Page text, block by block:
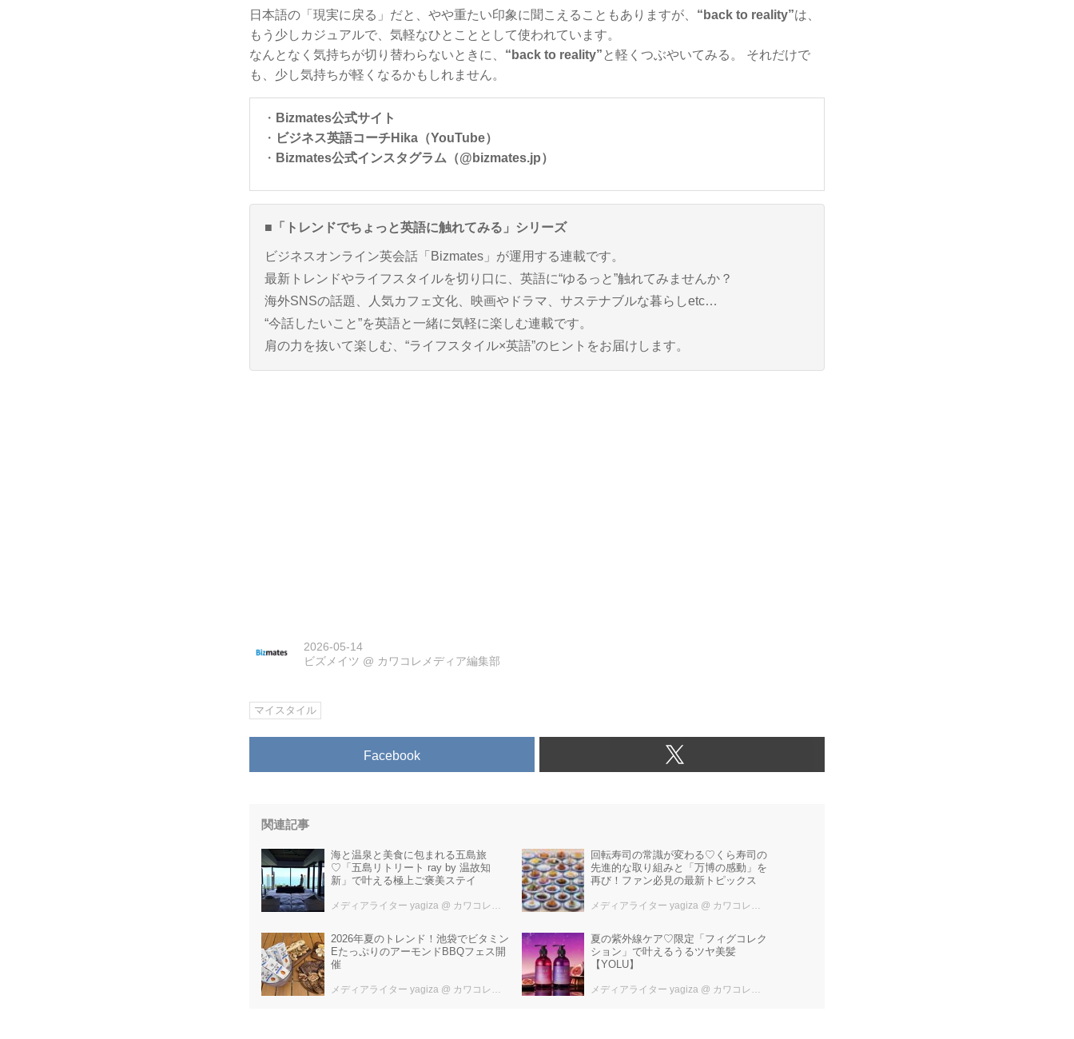
日本語の「現実に戻る」だと、やや重たい印象に聞こえることもありますが、 “back to reality”は、
もう少しカジュアルで、気軽なひとこととして使われています。
なんとなく気持ちが切り替わらないときに、 “back to reality” と軽くつぶやいてみる。 それだけで
も、少し気持ちが軽くなるかもしれません。
・ Bizmates公式サイト
・ ビジネス英語コーチHika（YouTube）
・ Bizmates公式インスタグラム（@bizmates.jp）
■「トレンドでちょっと英語に触れてみる」シリーズ
ビジネスオンライン英会話「Bizmates」が運用する連載です。
最新トレンドやライフスタイルを切り口に、英語に“ゆるっと”触れてみませんか？
海外SNSの話題、人気カフェ文化、映画やドラマ、サステナブルな暮らしetc…
“今話したいこと”を英語と一緒に気軽に楽しむ連載です。
肩の力を抜いて楽しむ、“ライフスタイル×英語”のヒントをお届けします。
2026-05-14
ビズメイツ @ カワコレメディア編集部
マイスタイル
Facebook
関連記事
海と温泉と美食に包まれる五島旅
♡「五島リトリート ray by 温故知
新」で叶える極上ご褒美ステイ
メディアライター yagiza @ カワコレメディア編集部
回転寿司の常識が変わる♡くら寿司の
先進的な取り組みと「万博の感動」を
再び！ファン必見の最新トピックス
メディアライター yagiza @ カワコレメディア編集部
2026年夏のトレンド！池袋でビタミン
EたっぷりのアーモンドBBQフェス開
催
メディアライター yagiza @ カワコレメディア編集部
夏の紫外線ケア♡限定「フィグコレク
ション」で叶えるうるツヤ美髪
【YOLU】
メディアライター yagiza @ カワコレメディア編集部